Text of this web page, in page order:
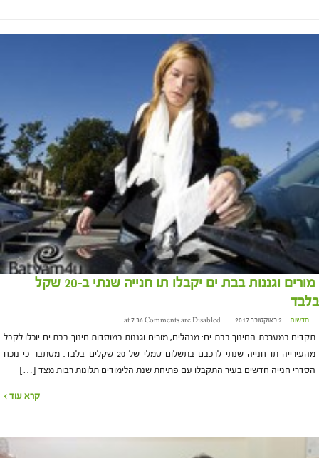
מורים וגננות בבת ים יקבלו תו חנייה שנתי ב-20 שקל
בלבד
חדשות 2 באוקטובר 2017 at 7:36 Comments are Disabled
תקדים במערכת החינוך בבת ים: מנהלים, מורים וגננות במוסדות חינוך בבת ים יוכלו לקבל
מהעירייה תו חנייה שנתי לרכבם בתשלום סמלי של 20 שקלים בלבד. מסתבר כי נוכח
הסדרי חנייה חדשים בעיר התקבלו עם פתיחת שנת הלימודים תלונות רבות מצד […]
קרא עוד ›